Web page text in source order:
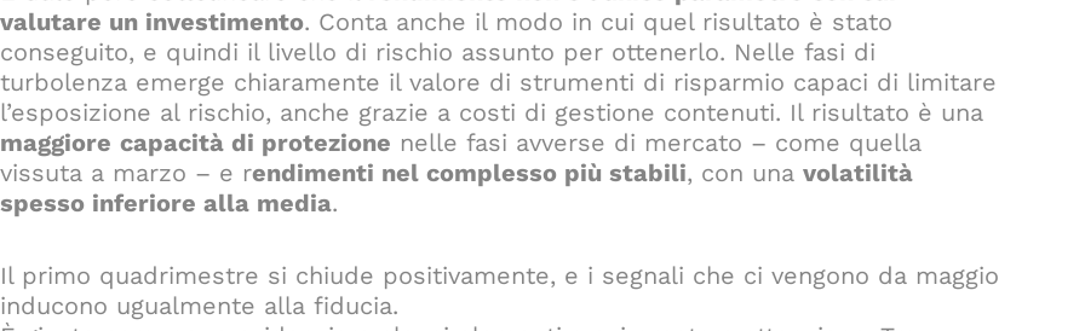
valutare un investimento. Conta anche il modo in cui quel risultato è stato
conseguito, e quindi il livello di rischio assunto per ottenerlo. Nelle fasi di
turbolenza emerge chiaramente il valore di strumenti di risparmio capaci di limitare
l’esposizione al rischio, anche grazie a costi di gestione contenuti. Il risultato è una
maggiore capacità di protezione nelle fasi avverse di mercato – come quella
vissuta a marzo – e rendimenti nel complesso più stabili, con una volatilità
spesso inferiore alla media.
Il primo quadrimestre si chiude positivamente, e i segnali che ci vengono da maggio
inducono ugualmente alla fiducia.